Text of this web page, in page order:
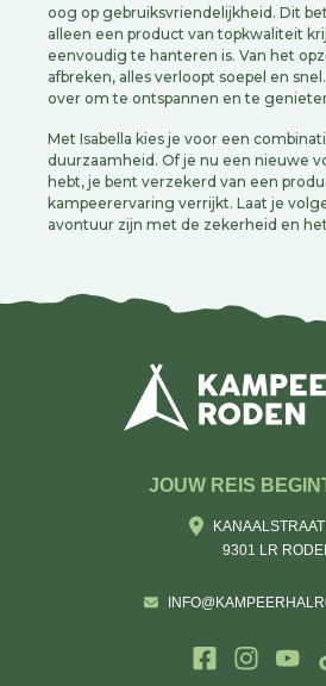
oog op gebruiksvriendelijkheid. Dit
alleen een product van topkwaliteit
eenvoudig te hanteren is. Van het
afbreken, alles verloopt soepel en
over om te ontspannen en te
Met Isabella kies je voor een
duurzaamheid. Of je nu een nieuwe
hebt, je bent verzekerd van een
kampeerervaring verrijkt. Laat je
avontuur zijn met de zekerheid en
JOUW REIS
9301 LR